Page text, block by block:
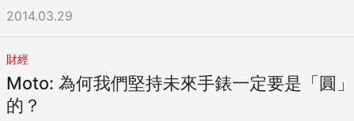
2014.03.29
財經
Moto: 為何我們堅持未來手錶一定要是「圓」
的？